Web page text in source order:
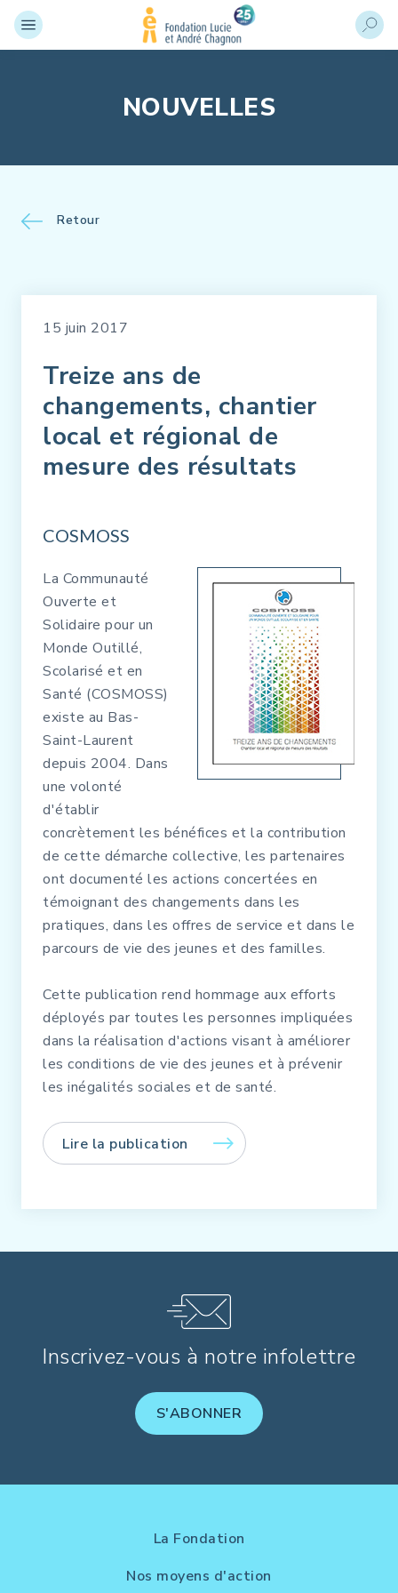
NOUVELLES
Retour
15 juin 2017
Treize ans de
changements, chantier
local et régional de
mesure des résultats
COSMOSS
La Communauté
Ouverte et
Solidaire pour un
Monde Outillé,
Scolarisé et en
Santé (COSMOSS)
existe au Bas-
Saint-Laurent
depuis 2004. Dans
une volonté
d'établir
concrètement les bénéfices et la contribution
de cette démarche collective, les partenaires
ont documenté les actions concertées en
témoignant des changements dans les
pratiques, dans les offres de service et dans le
parcours de vie des jeunes et des familles.
Cette publication rend hommage aux efforts
déployés par toutes les personnes impliquées
dans la réalisation d'actions visant à améliorer
les conditions de vie des jeunes et à prévenir
les inégalités sociales et de santé.
Lire la publication
Inscrivez-vous à notre infolettre
S'ABONNER
La Fondation
Nos moyens d'action